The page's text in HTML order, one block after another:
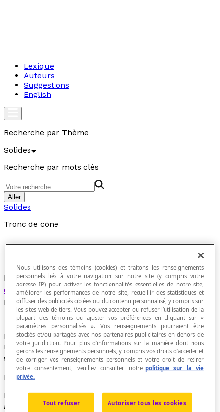
Lexique
Auteurs
Suggestions
English
Recherche par Thème
Solides
Recherche par mots clés
Aller
Solides
Tronc de cône
L'un des deux solides obtenus en coupant un
cônepar un plan parallèle à sa base et
rencontrant toutes lesgénératrices.
Des deux solides obtenus, celui qui ne contient pas
l'
apexdu cône est appelé untronc de côneet l'autre
solide est uncône.
Formules
L'illustration ci-dessous montre un tronc de cône droit
à base discoïdale de rayons [latex]r_{1}[/latex] et
Nous utilisons des témoins (cookies) et traitons les renseignements
personnels liés à votre navigation sur notre site (y compris votre
adresse IP) pour activer les fonctionnalités essentielles de notre site,
améliorer les performances de notre site, recueillir des statistiques et
diffuser des publicités ciblées ou du contenu personnalisé, y compris sur
les sites web de tiers. Vous pouvez accepter ou refuser l’utilisation de la
plupart des témoins ou ajuster vos préférences en cliquant sur «
paramètres personnalisés ». Vos renseignements pourraient être
stockés et/ou partagés avec nos partenaires publicitaires en dehors de
votre juridiction. Pour plus d’informations sur la manière dont nous
gérons les renseignements personnels, y compris vos droits d’accéder et
de corriger vos renseignements personnels et votre droit de retirer
votre consentement, veuillez consulter notre politique sur la vie
privée.
Tout refuser Autoriser tous les cookies